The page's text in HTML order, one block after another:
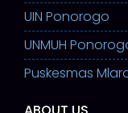
UIN Ponorogo
UNMUH
Puskesmas